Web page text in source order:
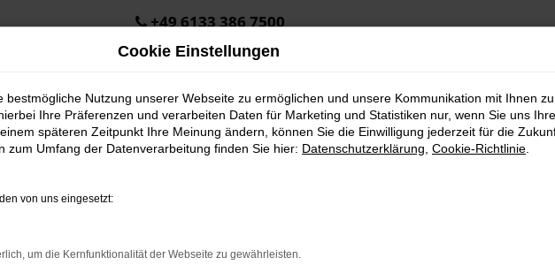
+49 6133 386 7500
Cookie Einstellungen
bestmögliche Nutzung unserer Webseite zu ermöglichen und unsere Kommunikation mit Ihnen zu
Ihre Präferenzen und verarbeiten Daten für Marketing und Statistiken nur, wenn Sie uns Ihre
späteren Zeitpunkt Ihre Meinung ändern, können Sie die Einwilligung jederzeit für die
zum Umfang der Datenverarbeitung finden Sie hier: Datenschutzerklärung Cookie-Richtlinie
von uns eingesetzt:
um die Kernfunktionalität der Webseite zu gewährleisten.